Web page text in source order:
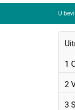
U
1
2
3